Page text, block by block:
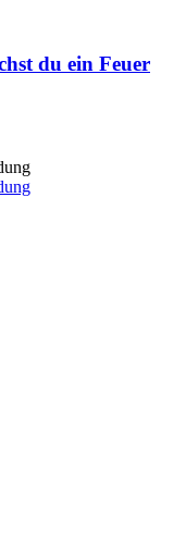
du ein Feuer